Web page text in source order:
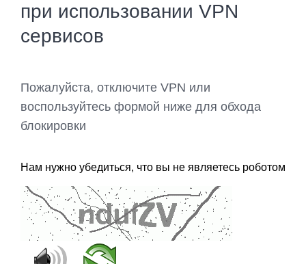
при использовании VPN
сервисов
Пожалуйста, отключите VPN или
воспользуйтесь формой ниже для обхода
блокировки
Нам нужно убедиться, что вы не являетесь роботом